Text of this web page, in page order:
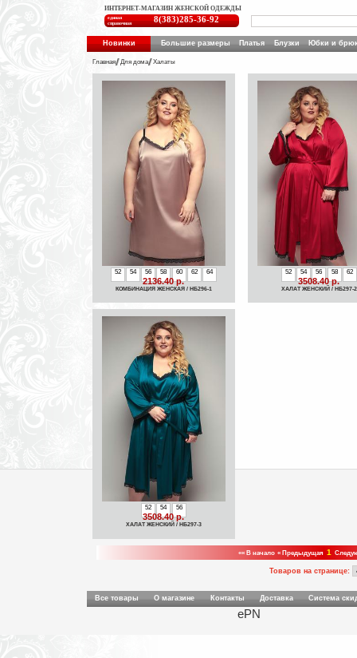
ИНТЕРНЕТ-МАГАЗИН ЖЕНСКОЙ ОДЕЖДЫ
единая
справочная
8(383)285-36-92
Новинки Большие размеры Платья Блузки Юбки и
Главная Для дома Халаты
52 54 56 58 60 62 64
2136.40 р.
КОМБИНАЦИЯ ЖЕНСКАЯ / НБ296-1
52 54 56 58 62
3508.40 р.
ХАЛАТ ЖЕНСКИЙ / НБ297-2
52 54 56
3508.40 р.
ХАЛАТ ЖЕНСКИЙ / НБ297-3
«« В начало « Предыдущая 1
Товаров на странице:
Все товары О магазине Контакты Доставка Система
ePN